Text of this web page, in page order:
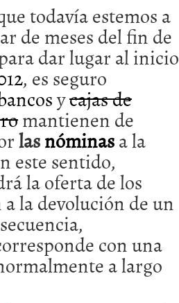
en 2026? enero 26, 2026
todavía estemos a
de meses del fin de
dar lugar al inicio
, es seguro
ycajas de
mantienen de
lasnóminasa la
este sentido,
la oferta de los
la devolución de un
con una
a largo